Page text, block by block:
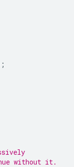
without it.